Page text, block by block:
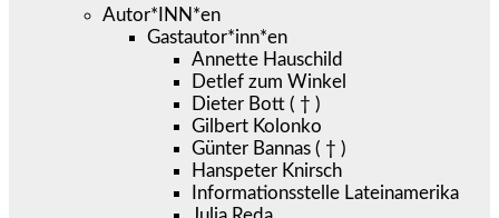
Autor*INN*en
Gastautor*inn*en
Annette Hauschild
Detlef zum Winkel
Dieter Bott ( † )
Gilbert Kolonko
Günter Bannas ( † )
Hanspeter Knirsch
Informationsstelle Lateinamerika